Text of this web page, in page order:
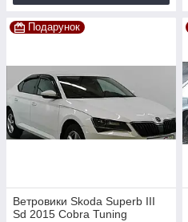
Подарунок
Ветровики Skoda Superb III
Sd 2015 Cobra Tuning